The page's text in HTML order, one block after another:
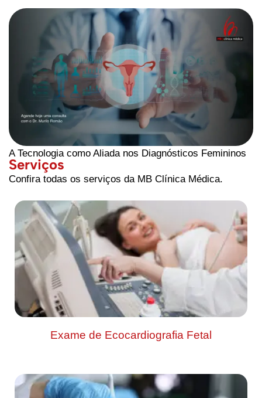
A Tecnologia como Aliada nos Diagnósticos Femininos
Serviços
Confira todas os serviços da MB Clínica Médica.
Exame de Ecocardiografia Fetal